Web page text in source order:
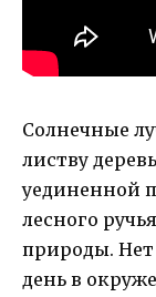
Солнечные
листву
уединенной
лесного
природы. Нет
день в